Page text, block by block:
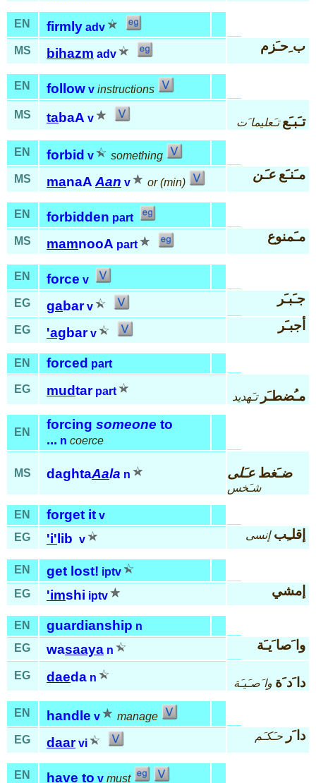
EN firmly adv
MS
bihazm adv
ب ِحـَزم
EN follow v instructions
MS tabaA v تـَبـَع تـَعليما َت
EN forbid v
something
MS
manaAAan v or (min)
مـَنـَععـَن
EN forbidden part
MS
mamnooA part
مـَمنوع
EN force v
EG
gabar v
جـَبـَر
EG 'agbar v
أجبـَر
EN forced part
EG mudtar part مـُضطـَر تـَهديد
EN
forcing someone to
... n coerce
MS daghtaAala n ضـَغطعـَلى
شـَخس
EN forget it v
EG
'i' lib v إقلـِبإنسى
EN get lost! iptv
EG
'imshi iptv إمشي
EN guardianship n
EG
wasaaya n وا َصا َيـَة
EG daeda n دا َد َة وا َصـَيـَة
EN handle v
manage
EG
daar vi
دا َر حـَكـَم
EN have to v must